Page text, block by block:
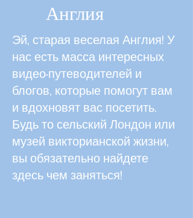
Англия
Эй, старая веселая Англия! У
нас есть масса интересных
видео-путеводителей и
блогов, которые помогут вам
и вдохновят вас посетить.
Будь то сельский Лондон или
музей викторианской жизни,
вы обязательно найдете
здесь чем заняться!